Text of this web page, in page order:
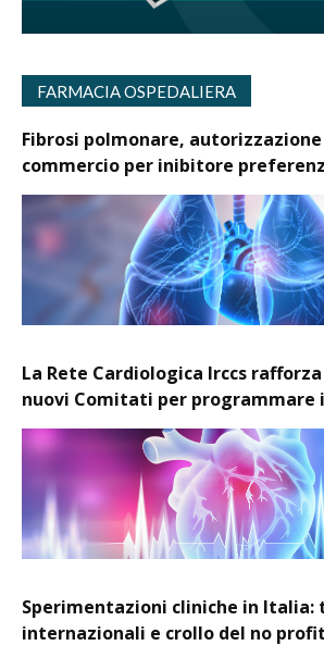
FARMACIA OSPEDALIERA
Fibrosi polmonare,
commercio per inibitore
La Rete Cardiologica Irccs
nuovi Comitati per
Sperimentazioni cliniche in
internazionali e crollo del no profit